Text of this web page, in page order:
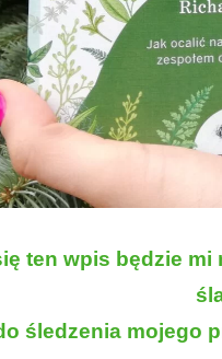
ten wpis będzie
śledzenia mojego